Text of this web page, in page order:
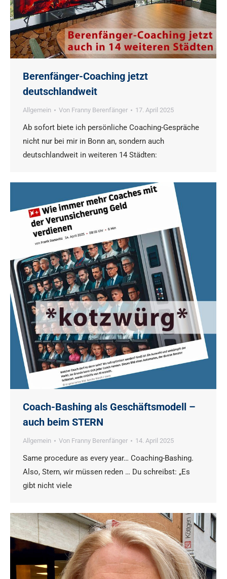
Berenfänger-Coaching jetzt
deutschlandweit
Allgemein Von Franny Berenfänger 17. April 2025
Ab sofort biete ich persönliche Coaching-Gespräche
nicht nur bei mir in Bonn an, sondern auch
deutschlandweit in weiteren 14 Städten:
Coach-Bashing als Geschäftsmodell –
auch beim STERN
Allgemein Von Franny Berenfänger 14. April 2025
Same procedure as every year… Coaching-Bashing.
Also, Stern, wir müssen reden … Du schreibst: „Es
gibt nicht viele